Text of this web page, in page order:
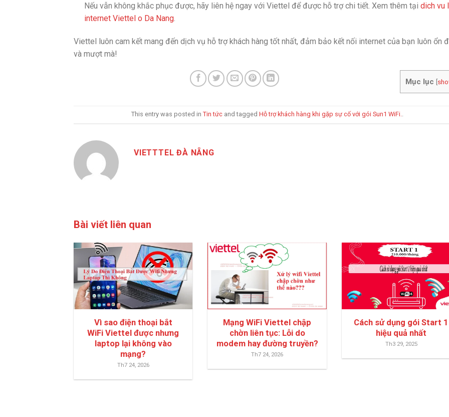
Nếu vẫn không khắc phục được, hãy liên hệ ngay với Viettel để được hỗ trợ chi tiết. Xem thêm tại dich vu
internet Viettel o Da Nang.
Viettel luôn cam kết mang đến dịch vụ hỗ trợ khách hàng tốt nhất, đảm bảo kết nối internet của bạn luôn ổn
và mượt mà!
Mục lục [
This entry was posted in Tin tứcand tagged Hỗ trợ khách hàng khi gặp sự cố với gói Sun1 WiFi.
VIETTTEL ĐÀ NẴNG
Bài viết liên quan
Vì sao điện thoại bắt
WiFi Viettel được nhưng
laptop lại không vào
mạng?
Th7 24, 2026
Mạng WiFi Viettel chập
chờn liên tục: Lỗi do
modem hay đường truyền?
Th7 24, 2026
Cách sử dụng gói Start 1
hiệu quả nhất
Th3 29, 2025